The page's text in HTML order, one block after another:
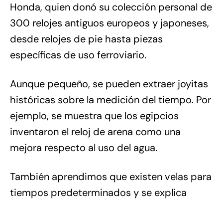
Honda, quien donó su colección personal de
300 relojes antiguos europeos y japoneses,
desde relojes de pie hasta piezas
específicas de uso ferroviario.
Aunque pequeño, se pueden extraer joyitas
históricas sobre la medición del tiempo. Por
ejemplo, se muestra que los egipcios
inventaron el reloj de arena como una
mejora respecto al uso del agua.
También aprendimos que existen velas para
tiempos predeterminados y se explica